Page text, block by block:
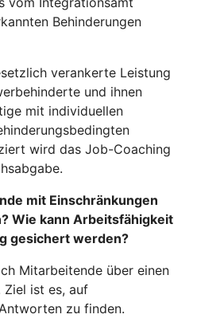
Behinderungen
verankerte Leistung
und ihnen
mit individuellen
wird das Job-Coaching
mit Einschränkungen
Wie kann Arbeitsfähigkeit
gesichert werden?
Mitarbeitende über einen
ist es, auf
zu finden.